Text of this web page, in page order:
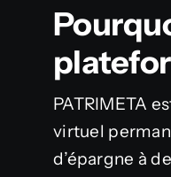
PATRIMETA
virtuel
d’épargne à